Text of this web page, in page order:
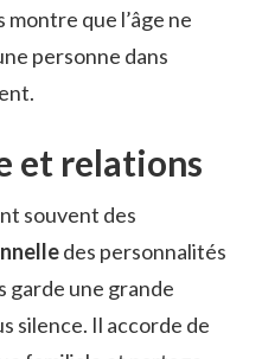
que l’âge ne
personne dans
et relations
souvent des
des personnalités
garde une grande
silence. Il accorde de